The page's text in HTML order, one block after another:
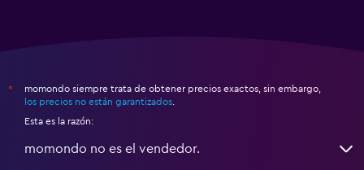
*
momondo siempre trata de obtener precios exactos, sin embargo,
los precios no están garantizados
Esta es la razón:
momondo no es el vendedor.